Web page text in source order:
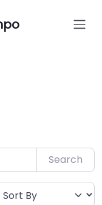
Search